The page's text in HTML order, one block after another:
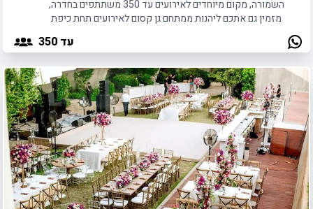
השמורה, מקום מיוחדים לאירועים עד 350 משתתפים בחדרה,
מזמין גם אתכם ליהנות ממתחם גן קסום לאירועים תחת כיפת
עד 350